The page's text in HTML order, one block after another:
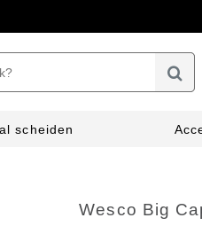
scheiden
Wesco Big